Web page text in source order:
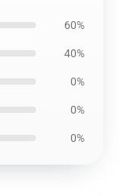
60%
40%
0%
0%
0%